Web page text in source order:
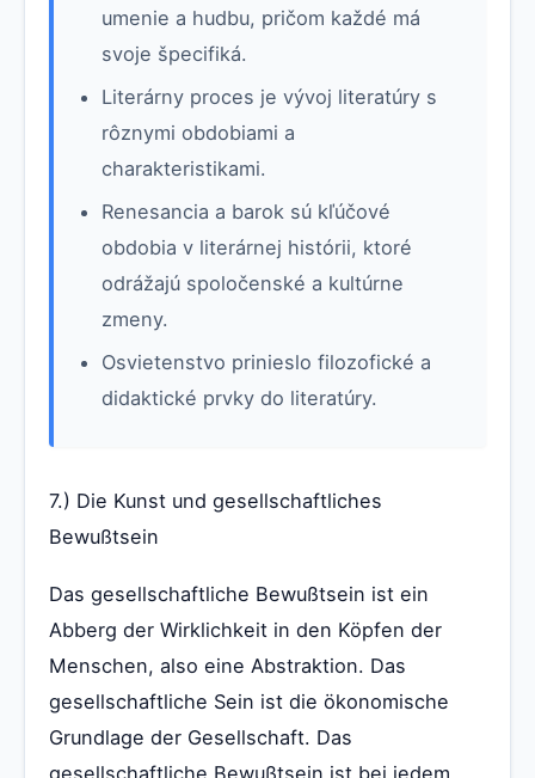
umenie a hudbu, pričom každé má
svoje špecifiká.
Literárny proces je vývoj literatúry s
rôznymi obdobiami a
charakteristikami.
Renesancia a barok sú kľúčové
obdobia v literárnej histórii, ktoré
odrážajú spoločenské a kultúrne
zmeny.
Osvietenstvo prinieslo filozofické a
didaktické prvky do literatúry.
7.) Die Kunst und gesellschaftliches
Bewußtsein
Das gesellschaftliche Bewußtsein ist ein
Abberg der Wirklichkeit in den Köpfen der
Menschen, also eine Abstraktion. Das
gesellschaftliche Sein ist die ökonomische
Grundlage der Gesellschaft. Das
gesellschaftliche Bewußtsein ist bei jedem